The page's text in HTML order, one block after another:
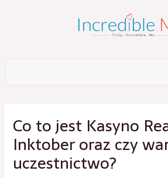
Co to jest Kasyno
Inktober oraz czy
uczestnictwo?